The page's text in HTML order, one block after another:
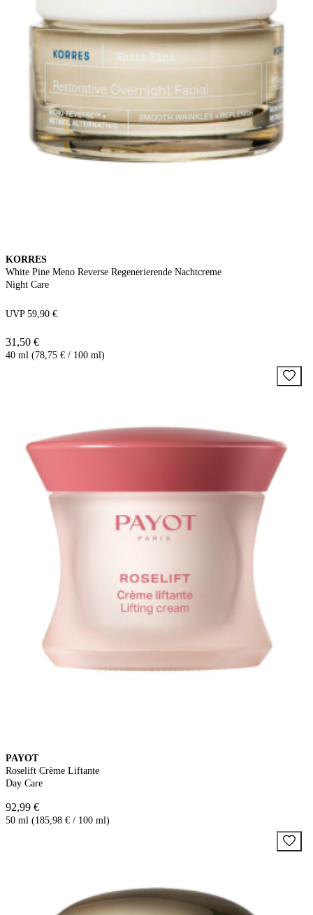
KORRES
White Pine Meno Reverse Regenerierende Nachtcreme
Night Care
UVP 59,90 €
31,50 €
40 ml (78,75 € / 100 ml)
PAYOT
Roselift Crème Liftante
Day Care
92,99 €
50 ml (185,98 € / 100 ml)